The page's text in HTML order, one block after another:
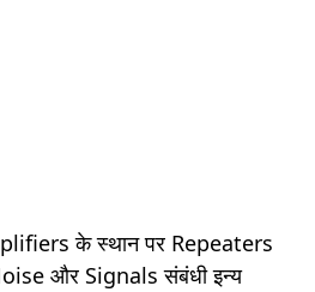
के स्थान पर Repeaters
और Signals संबंधी इन्य